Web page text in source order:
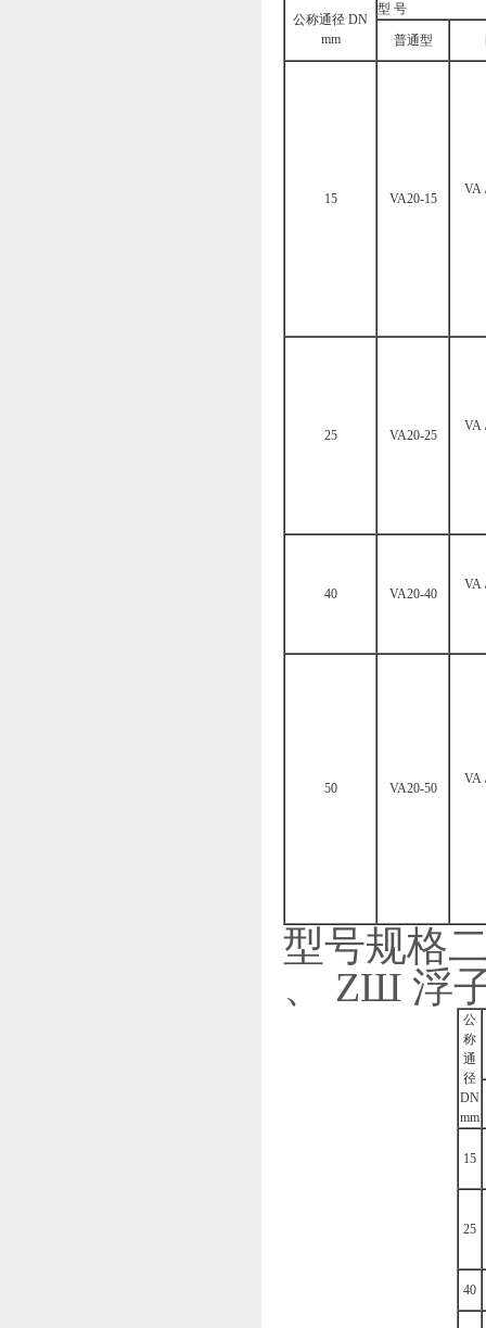
公称通径 DN
mm
型 号
普通型
15 VA20-15
VA
25 VA20-25
VA
40 VA20-40
VA
50 VA20-50
VA
型号规格
、 ZШ 浮
公
称
通
径
DN
mm
15
25
40